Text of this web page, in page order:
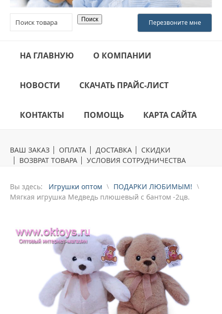
НА ГЛАВНУЮ О КОМПАНИИ
НОВОСТИ СКАЧАТЬ ПРАЙС-ЛИСТ
КОНТАКТЫ ПОМОЩЬ КАРТА САЙТА
ВАШ ЗАКАЗ ОПЛАТА ДОСТАВКА
СКИДКИ
ВОЗВРАТ ТОВАРА
УСЛОВИЯ СОТРУДНИЧЕСТВА
Вы здесь: Игрушки оптом
ПОДАРКИ ЛЮБИМЫМ!
Mягкая игрушка Медведь плюшевый с бантом -2цв.